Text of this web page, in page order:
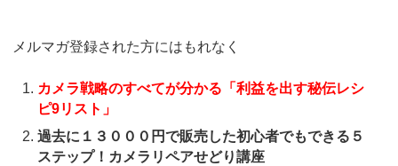
メルマガ登録された方にはもれなく
カメラ戦略のすべてが分かる「利益を出す秘伝レシ
ピ9リスト」
過去に１３０００円で販売した初心者でもできる５
ステップ！カメラリペアせどり講座